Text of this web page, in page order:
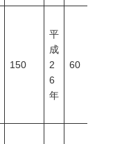
150
平
成
2
6
年
60